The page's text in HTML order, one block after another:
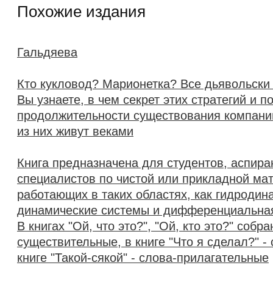
Похожие издания
Гальдяева
Кто кукловод? Марионетка? Все
Вы узнаете, в чем секрет этих стратегий и
продолжительности существования
из них живут веками
Книга предназначена для студентов,
специалистов по чистой или прикладной
работающих в таких областях, как
динамические системы и
В книгах "Ой, что это?", "Ой, кто это?"
существительные, в книге "Что я сделал?" -
книге "Такой-сякой" - слова-прилагательные